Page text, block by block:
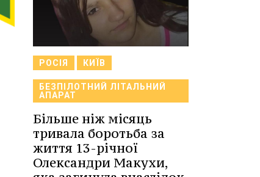
РОСІЯ КИЇВ
БЕЗПІЛОТНИЙ ЛІТАЛЬНИЙ
АПАРАТ
Більше ніж місяць
тривала боротьба за
життя 13-річної
Олександри Макухи,